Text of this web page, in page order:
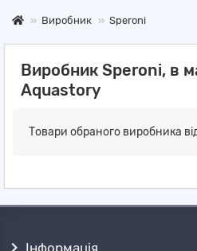
Виробник Speroni
Виробник Speroni, в
Aquastory
Товари обраного виробника
Інформація